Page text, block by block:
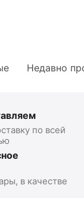
Недавно
по всей
в качестве